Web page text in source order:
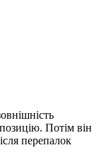
Потім він
перепалок